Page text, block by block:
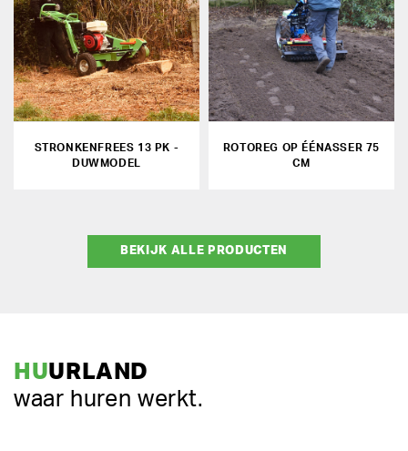
STRONKENFREES 13 PK -
DUWMODEL
ROTOREG OP ÉÉNASSER 75
CM
BEKIJK ALLE PRODUCTEN
HUURLAND
waar huren werkt.